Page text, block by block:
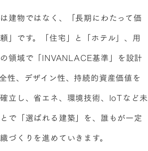
建物ではなく、「長期にわたって価
」です。「住宅」と「ホテル」、用
領域で「INVANLACE基準」を設計
性、デザイン性、持続的資産価値を
立し、省エネ、環境技術、IoTなど未
で「選ばれる建築」を、誰もが一定
づくりを進めていきます。